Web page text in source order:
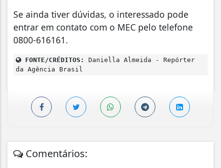
Se ainda tiver dúvidas, o interessado pode
entrar em contato com o MEC pelo telefone
0800-616161.
FONTE/CRÉDITOS:
Daniella Almeida - Repórter
da Agência Brasil
Comentários: